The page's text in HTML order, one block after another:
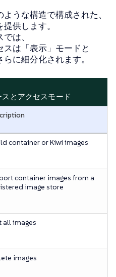
うな構造で構成された、
供します。
は、
は「表示」モードと
に細分化されます。
とアクセスモード
container or Kiwi images
container images from a
image store
all images
images